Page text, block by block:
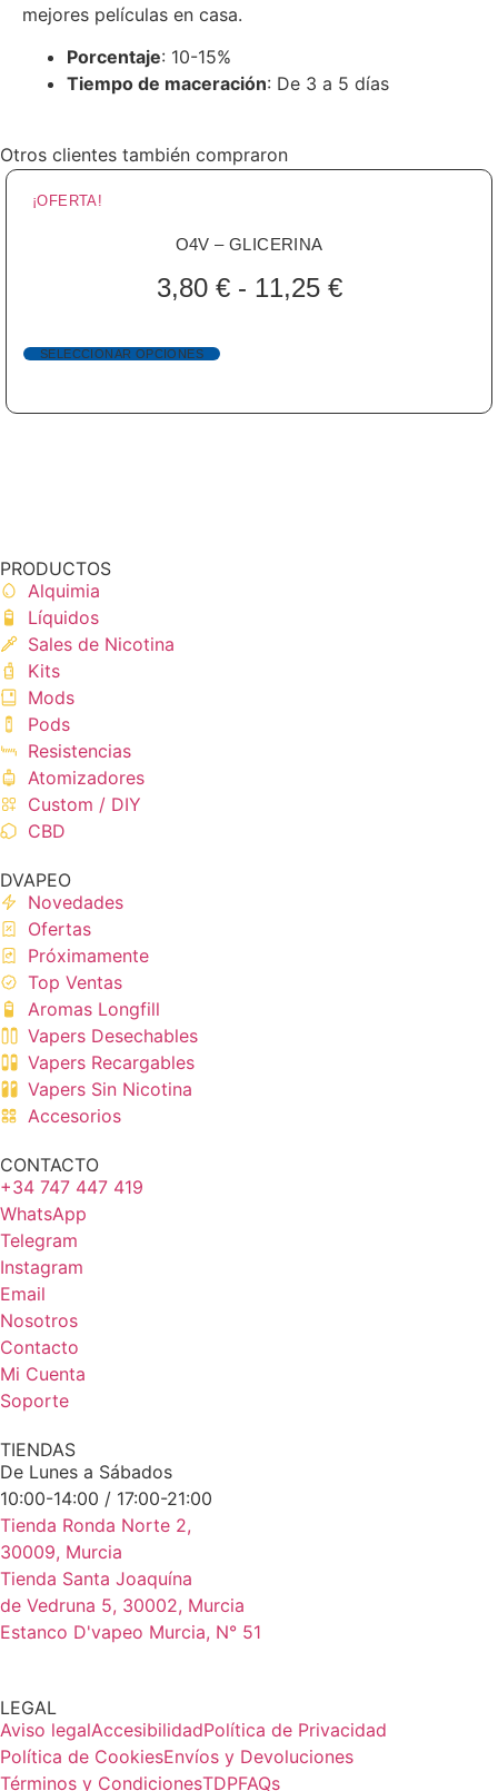
mejores películas en casa.
Porcentaje: 10-15%
Tiempo de maceración: De 3 a 5 días
Otros clientes también compraron
¡OFERTA!
O4V – GLICERINA
3,80 € - 11,25 €
SELECCIONAR OPCIONES
PRODUCTOS
Alquimia
Líquidos
Sales de Nicotina
Kits
Mods
Pods
Resistencias
Atomizadores
Custom / DIY
CBD
DVAPEO
Novedades
Ofertas
Próximamente
Top Ventas
Aromas Longfill
Vapers Desechables
Vapers Recargables
Vapers Sin Nicotina
Accesorios
CONTACTO
+34 747 447 419
WhatsApp
Telegram
Instagram
Email
Nosotros
Contacto
Mi Cuenta
Soporte
TIENDAS
De Lunes a Sábados
10:00-14:00 / 17:00-21:00
Tienda Ronda Norte 2,
30009, Murcia
Tienda Santa Joaquína
de Vedruna 5, 30002, Murcia
Estanco D'vapeo Murcia, N° 51
LEGAL
Aviso legalAccesibilidadPolítica de Privacidad
Política de CookiesEnvíos y Devoluciones
Términos y CondicionesTDPFAQs